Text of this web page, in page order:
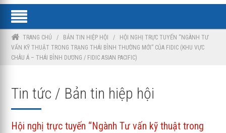
TRANG CHỦ / BẢN TIN HIỆP HỘI /
HỘI NGHỊ TRỰC TUYẾN “NGÀNH TƯ
VẤN KỸ THUẬT TRONG TRẠNG THÁI BÌNH THƯỜNG MỚI” CỦA FIDIC (KHU VỰC
CHÂU Á – THÁI BÌNH DƯƠNG / FIDIC ASIAN PACIFIC)
Tin tức / Bản tin hiệp hội
Hội nghị trực tuyến “Ngành Tư vấn kỹ thuật trong